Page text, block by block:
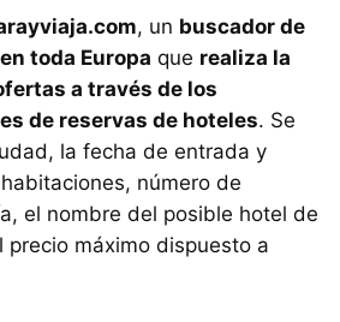
, un buscador de
toda Europa que realiza la
a través de los
de reservas de hoteles. Se
la fecha de entrada y
número de
el nombre del posible hotel de
precio máximo dispuesto a